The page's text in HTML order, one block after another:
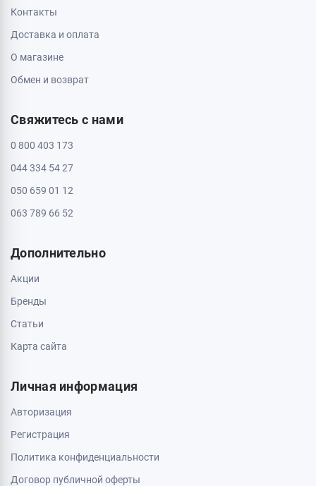
Контакты
Доставка и оплата
О магазине
Обмен и возврат
Свяжитесь с нами
0 800 403 173
044 334 54 27
050 659 01 12
063 789 66 52
Дополнительно
Акции
Бренды
Статьи
Карта сайта
Личная информация
Авторизация
Регистрация
Политика конфиденциальности
Договор публичной оферты